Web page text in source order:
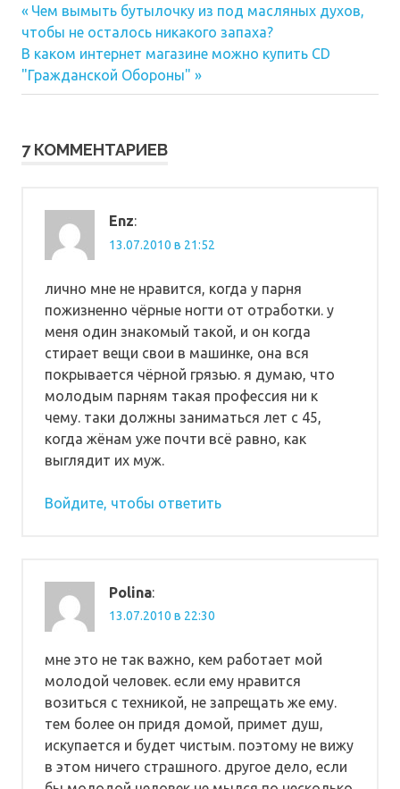
Навигация
по
записям
Предыдущая
запись:
Чем вымыть бутылочку из под масляных духов,
чтобы не осталось никакого запаха?
Следующая
запись:
В каком интернет магазине можно купить CD
"Гражданской Обороны"
7 КОММЕНТАРИЕВ
Enz:
13.07.2010 в 21:52
лично мне не нравится, когда у парня
пожизненно чёрные ногти от отработки. у
меня один знакомый такой, и он когда
стирает вещи свои в машинке, она вся
покрывается чёрной грязью. я думаю, что
молодым парням такая профессия ни к
чему. таки должны заниматься лет с 45,
когда жёнам уже почти всё равно, как
выглядит их муж.
Войдите, чтобы ответить
Polina:
13.07.2010 в 22:30
мне это не так важно, кем работает мой
молодой человек. если ему нравится
возиться с техникой, не запрещать же ему.
тем более он придя домой, примет душ,
искупается и будет чистым. поэтому не вижу
в этом ничего страшного. другое дело, если